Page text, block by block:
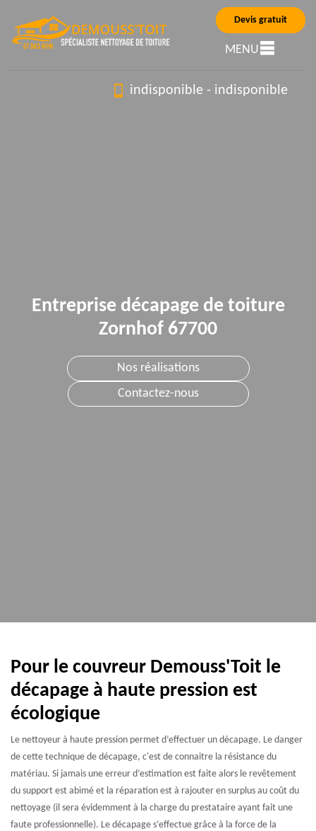
Devis gratuit
MENU
indisponible - indisponible
Entreprise décapage de toiture
Zornhof 67700
Nos réalisations
Contactez-nous
Pour le couvreur Demouss'Toit le
décapage à haute pression est
écologique
Le nettoyeur à haute pression permet d’effectuer un décapage. Le danger
de cette technique de décapage, c'est de connaitre la résistance du
matériau. Si jamais une erreur d’estimation est faite alors le revêtement
du support est abimé et la réparation est à rajouter en surplus au coût du
nettoyage (il sera évidemment à la charge du prestataire ayant fait une
faute professionnelle). Le décapage s’effectue grâce à la force de la